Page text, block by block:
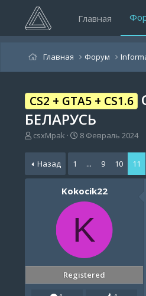
Главная
Главная Форум
CS2 + GTA5 + CS1.6
БЕЛАРУСЬ
А
т
о
р
csxMpak
Д
т
н
а
а
8 Февраль 2024
Назад 1 ... 9 10 11
Kokocik22
K
Registered